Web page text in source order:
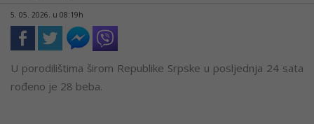
5. 05. 2026. u 08:19h
U porodilištima širom Republike Srpske u posljednja 24 sata
rođeno je 28 beba.